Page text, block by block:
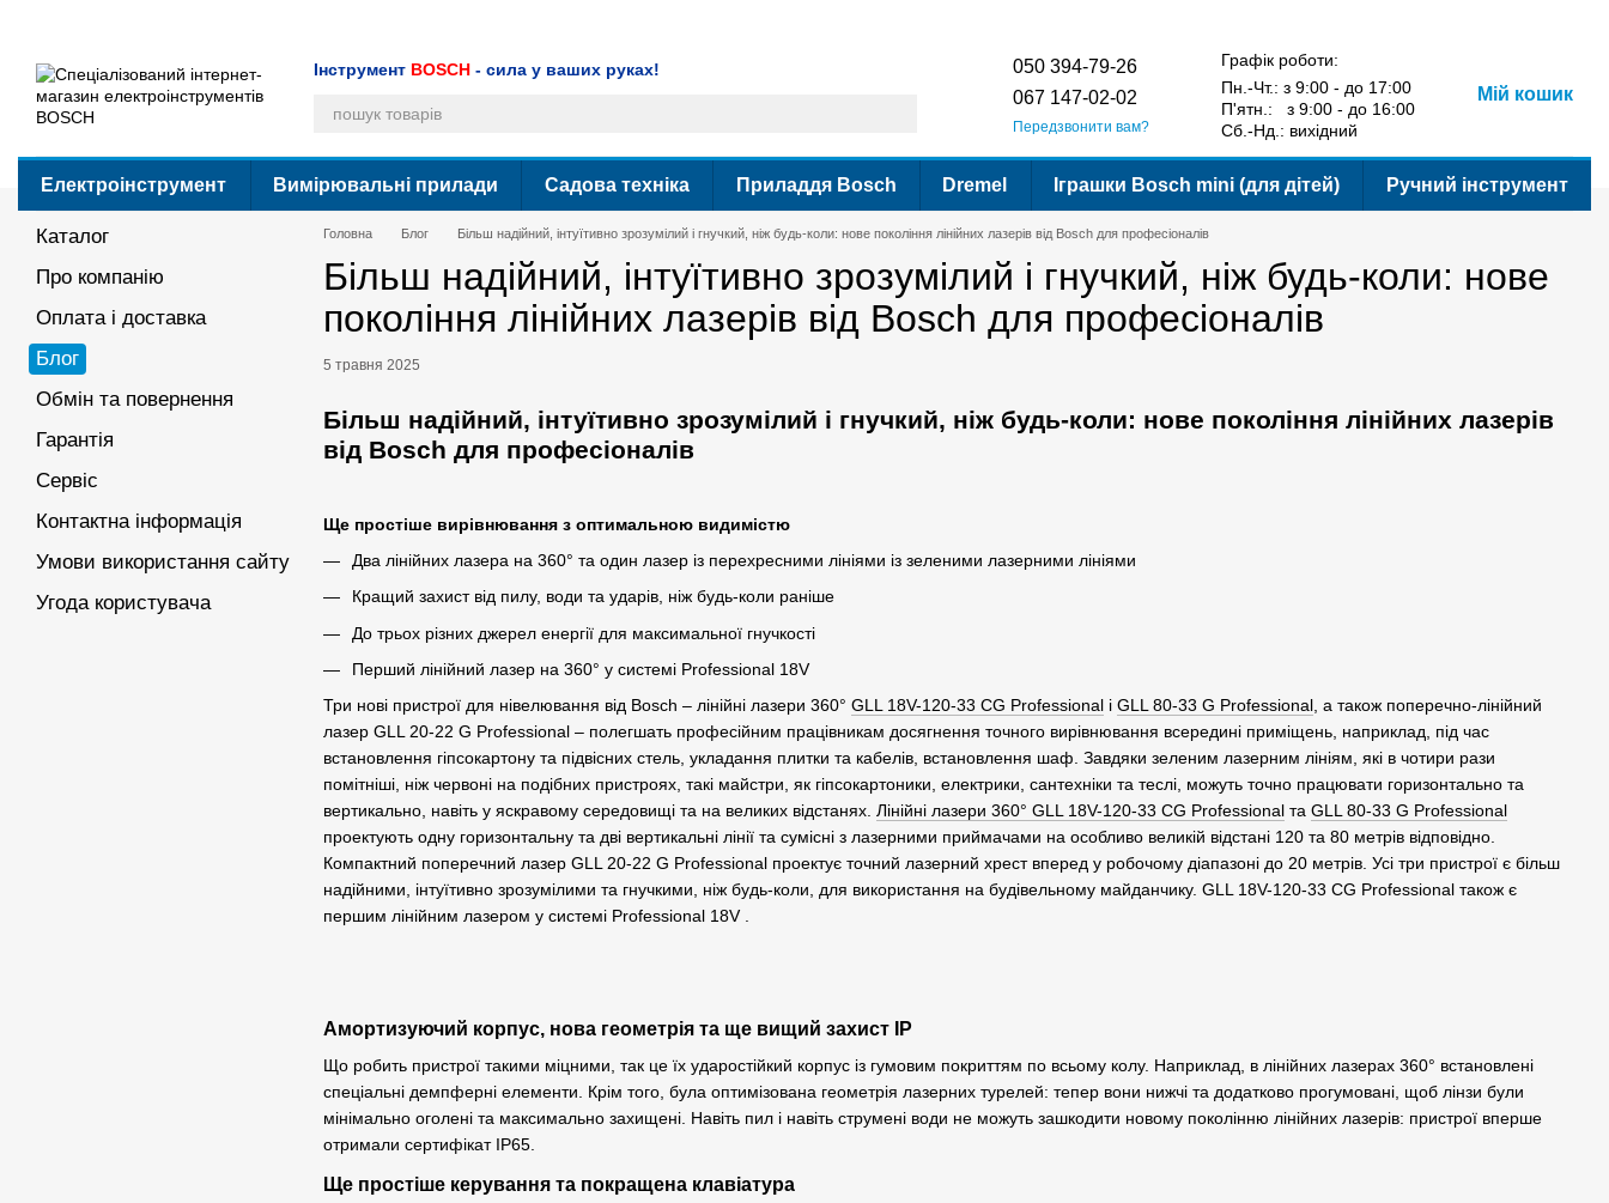
Інструмент BOSCH - сила у ваших руках!
050 394-79-26
067 147-02-02
Передзвонити вам?
Графік роботи:
Пн.-Чт.: з 9:00 - до 17:00
П'ятн.: з 9:00 - до 16:00
Сб.-Нд.: вихідний
Мій кошик
Електроінструмент Вимірювальні прилади Садова техніка Приладдя Bosch Dremel Іграшки Bosch mini (для дітей) Ручний інструмент
Головна Блог Більш надійний, інтуїтивно зрозумілий і гнучкий, ніж будь-коли: нове покоління лінійних лазерів від Bosch для професіоналів
Більш надійний, інтуїтивно зрозумілий і гнучкий, ніж будь-коли: нове
покоління лінійних лазерів від Bosch для професіоналів
5 травня 2025
Більш надійний, інтуїтивно зрозумілий і гнучкий, ніж будь-коли: нове покоління лінійних лазерів
від Bosch для професіоналів
Ще простіше вирівнювання з оптимальною видимістю
Два лінійних лазера на 360° та один лазер із перехресними лініями із зеленими лазерними лініями
Кращий захист від пилу, води та ударів, ніж будь-коли раніше
До трьох різних джерел енергії для максимальної гнучкості
Перший лінійний лазер на 360° у системі Professional 18V
Три нові пристрої для нівелювання від Bosch – лінійні лазери 360° GLL 18V-120-33 CG Professional і GLL 80-33 G Professional, а також поперечно-лінійний
лазер GLL 20-22 G Professional – полегшать професійним працівникам досягнення точного вирівнювання всередині приміщень, наприклад, під час
встановлення гіпсокартону та підвісних стель, укладання плитки та кабелів, встановлення шаф. Завдяки зеленим лазерним лініям, які в чотири рази
помітніші, ніж червоні на подібних пристроях, такі майстри, як гіпсокартоники, електрики, сантехніки та теслі, можуть точно працювати горизонтально та
вертикально, навіть у яскравому середовищі та на великих відстанях. Лінійні лазери 360° GLL 18V-120-33 CG Professional та GLL 80-33 G Professional
проектують одну горизонтальну та дві вертикальні лінії та сумісні з лазерними приймачами на особливо великій відстані 120 та 80 метрів відповідно.
Компактний поперечний лазер GLL 20-22 G Professional проектує точний лазерний хрест вперед у робочому діапазоні до 20 метрів. Усі три пристрої є більш
надійними, інтуїтивно зрозумілими та гнучкими, ніж будь-коли, для використання на будівельному майданчику. GLL 18V-120-33 CG Professional також є
першим лінійним лазером у системі Professional 18V .
Амортизуючий корпус, нова геометрія та ще вищий захист IP
Що робить пристрої такими міцними, так це їх ударостійкий корпус із гумовим покриттям по всьому колу. Наприклад, в лінійних лазерах 360° встановлені
спеціальні демпферні елементи. Крім того, була оптимізована геометрія лазерних турелей: тепер вони нижчі та додатково прогумовані, щоб лінзи були
мінімально оголені та максимально захищені. Навіть пил і навіть струмені води не можуть зашкодити новому поколінню лінійних лазерів: пристрої вперше
отримали сертифікат IP65.
Ще простіше керування та покращена клавіатура
Каталог
Про компанію
Оплата і доставка
Блог
Обмін та повернення
Гарантія
Сервіс
Контактна інформація
Умови використання сайту
Угода користувача